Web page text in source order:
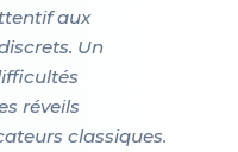
aux
Un
réveils
classiques.